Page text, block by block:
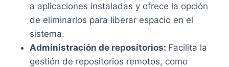
a aplicaciones instaladas y ofrece la opción
de eliminarlos para liberar espacio en el
sistema.
Administración de repositorios: Facilita la
gestión de repositorios remotos, como